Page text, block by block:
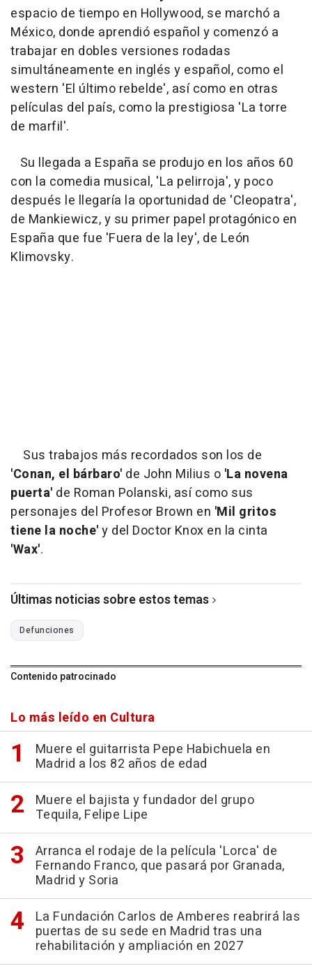
espacio de tiempo en Hollywood, se marchó a
México, donde aprendió español y comenzó a
trabajar en dobles versiones rodadas
simultáneamente en inglés y español, como el
western 'El último rebelde', así como en otras
películas del país, como la prestigiosa 'La torre
de marfil'.
Su llegada a España se produjo en los años 60
con la comedia musical, 'La pelirroja', y poco
después le llegaría la oportunidad de 'Cleopatra',
de Mankiewicz, y su primer papel protagónico en
España que fue 'Fuera de la ley', de León
Klimovsky.
Sus trabajos más recordados son los de
'Conan, el bárbaro' de John Milius o 'La novena
puerta' de Roman Polanski, así como sus
personajes del Profesor Brown en 'Mil gritos
tiene la noche'y del Doctor Knox en la cinta
'Wax'.
Últimas noticias sobre estos temas
Defunciones
Contenido patrocinado
Lo más leído en Cultura
Muere el guitarrista Pepe Habichuela en
Madrid a los 82 años de edad
Muere el bajista y fundador del grupo
Tequila, Felipe Lipe
Arranca el rodaje de la película 'Lorca' de
Fernando Franco, que pasará por Granada,
Madrid y Soria
La Fundación Carlos de Amberes reabrirá las
puertas de su sede en Madrid tras una
rehabilitación y ampliación en 2027